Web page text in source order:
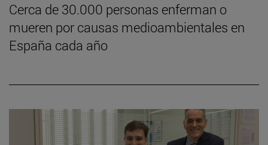
Cerca de 30.000 personas enferman o
mueren por causas medioambientales en
España cada año